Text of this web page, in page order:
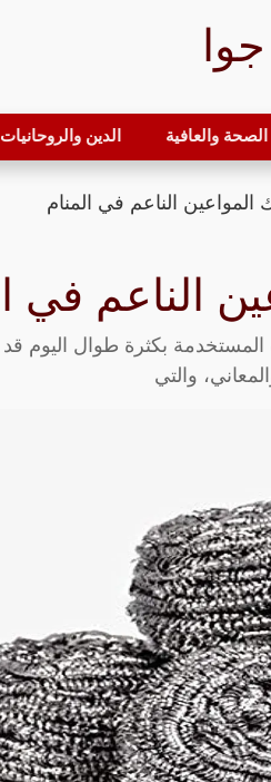
الصحة والعافية الدين والروحانيات
الناعم في المنام
الناعم في
المستخدمة بكثرة طوال اليوم
والتي